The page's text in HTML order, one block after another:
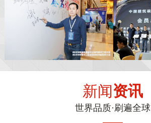
新闻资讯
世界品质·刷遍全球